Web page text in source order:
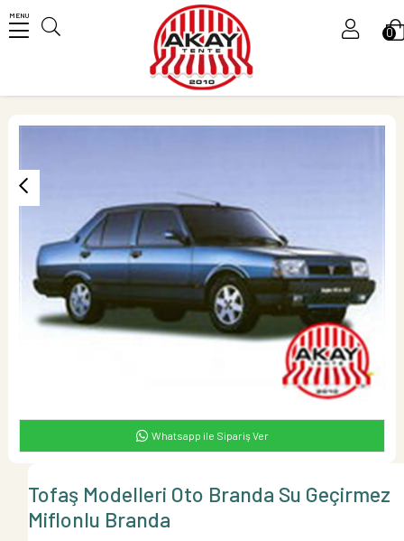
MENU
0
Whatsapp ile Sipariş Ver
Tofaş Modelleri Oto Branda Su Geçirmez
Miflonlu Branda